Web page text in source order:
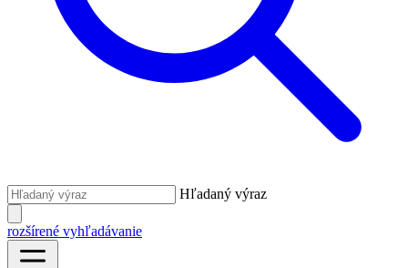
Hľadaný výraz
rozšírené vyhľadávanie